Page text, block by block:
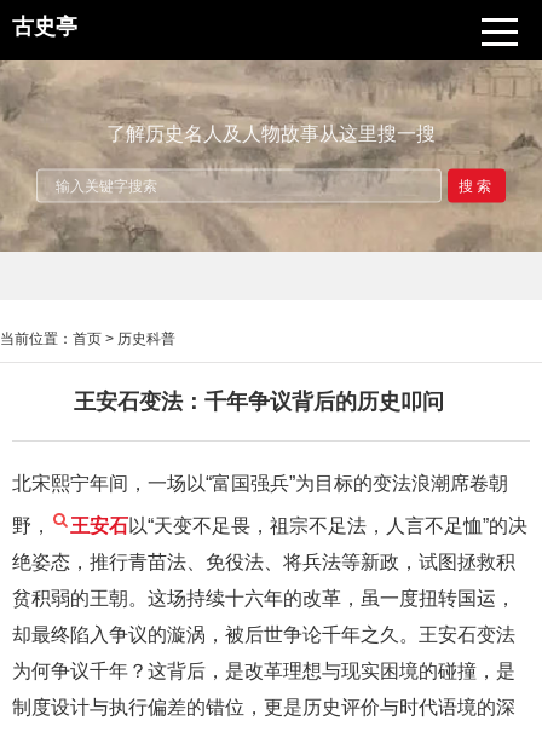
古史亭
了解历史名人及人物故事从这里搜一搜
搜索
当前位置： 首页 > 历史科普
王安石变法：千年争议背后的历史叩问
北宋熙宁年间，一场以“富国强兵”为目标的变法浪潮席卷朝
野， 王安石以“天变不足畏，祖宗不足法，人言不足恤”的决
绝姿态，推行青苗法、免役法、将兵法等新政，试图拯救积
贫积弱的王朝。这场持续十六年的改革，虽一度扭转国运，
却最终陷入争议的漩涡，被后世争论千年之久。王安石变法
为何争议千年？这背后，是改革理想与现实困境的碰撞，是
制度设计与执行偏差的错位，更是历史评价与时代语境的深